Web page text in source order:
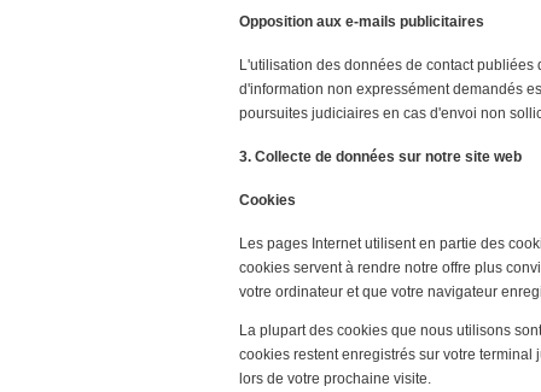
Opposition aux e-mails publicitaires
L'utilisation des données de contact
d'information non expressément demandés
poursuites judiciaires en cas d'envoi non
3. Collecte de données sur notre site web
Cookies
Les pages Internet utilisent en partie des
cookies servent à rendre notre offre plus
votre ordinateur et que votre navigateur
La plupart des cookies que nous utilisons
cookies restent enregistrés sur votre
lors de votre prochaine visite.